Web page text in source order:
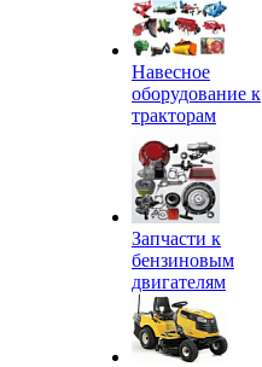
Навесное
оборудование к
тракторам
Запчасти к
бензиновым
двигателям